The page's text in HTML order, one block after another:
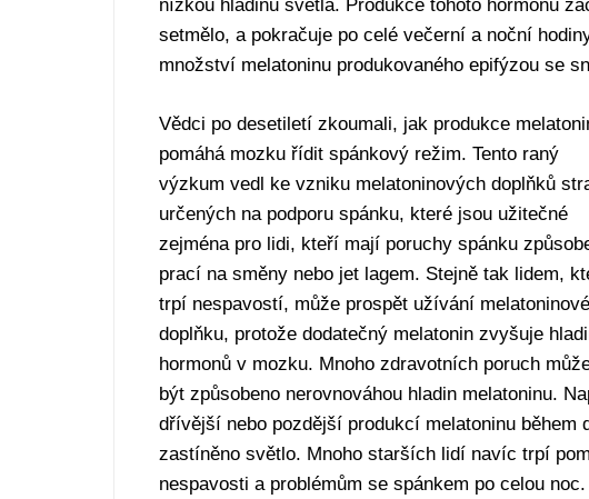
nízkou hladinu světla. Produkce tohoto hormonu
setmělo, a pokračuje po celé večerní a noční
množství melatoninu produkovaného epifýzou se
Vědci po desetiletí zkoumali, jak produkce
pomáhá mozku řídit spánkový režim. Tento raný
výzkum vedl ke vzniku melatoninových doplňků
určených na podporu spánku, které jsou užitečné
zejména pro lidi, kteří mají poruchy spánku
prací na směny nebo jet lagem. Stejně tak lidem,
trpí nespavostí, může prospět užívání
doplňku, protože dodatečný melatonin zvyšuje
hormonů v mozku. Mnoho zdravotních poruch
být způsobeno nerovnováhou hladin melatoninu.
dřívější nebo pozdější produkcí melatoninu
zastíněno světlo. Mnoho starších lidí navíc trpí
nespavosti a problémům se spánkem po celou noc.